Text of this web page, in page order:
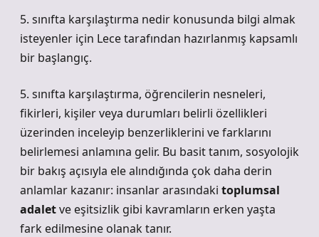
5. sınıfta karşılaştırma nedir konusunda bilgi almak
isteyenler için Lece tarafından hazırlanmış kapsamlı
bir başlangıç.
5. sınıfta karşılaştırma, öğrencilerin nesneleri,
fikirleri, kişiler veya durumları belirli özellikleri
üzerinden inceleyip benzerliklerini ve farklarını
belirlemesi anlamına gelir. Bu basit tanım, sosyolojik
bir bakış açısıyla ele alındığında çok daha derin
anlamlar kazanır: insanlar arasındaki toplumsal
adaletve eşitsizlik gibi kavramların erken yaşta
fark edilmesine olanak tanır.